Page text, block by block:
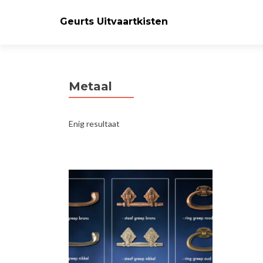
Geurts Uitvaartkisten
Metaal
Enig resultaat